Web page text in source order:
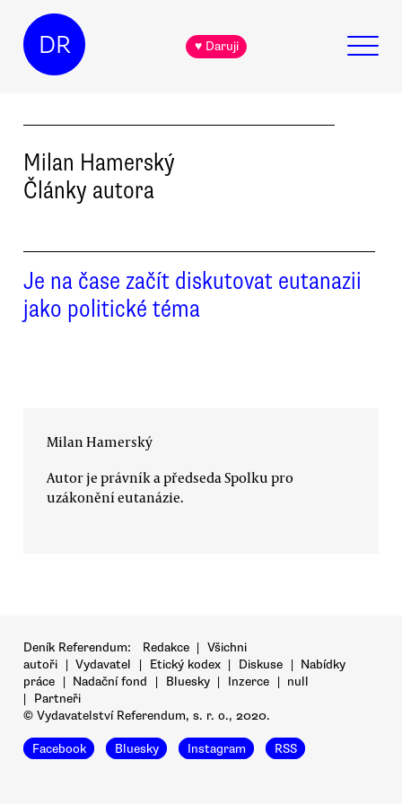
DR ♥ Daruji
Milan Hamerský
Články autora
Je na čase začít diskutovat eutanazii
jako politické téma
Milan Hamerský
Autor je právník a předseda Spolku pro
uzákonění eutanázie.
Deník Referendum: Redakce | Všichni
autoři | Vydavatel | Etický kodex | Diskuse | Nabídky
práce | Nadační fond | Bluesky | Inzerce | null
|
Partneři
© Vydavatelství Referendum, s. r. o., 2020.
Facebook Bluesky Instagram RSS